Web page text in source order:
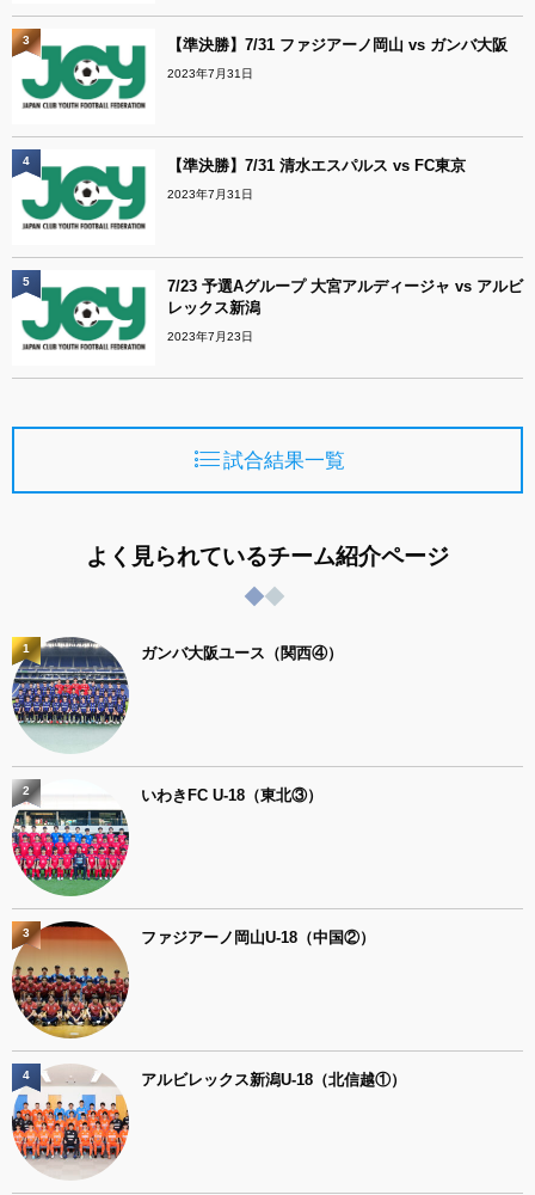
【準決勝】7/31 ファジアーノ岡山 vs ガンバ大阪
2023年7月31日
3
【準決勝】7/31 清水エスパルス vs FC東京
2023年7月31日
4
7/23 予選Aグループ 大宮アルディージャ vs アルビ
レックス新潟
2023年7月23日
5
試合結果一覧
よく見られているチーム紹介ページ
ガンバ大阪ユース（関西④）
1
いわきFC U-18（東北③）
2
ファジアーノ岡山U-18（中国②）
3
アルビレックス新潟U-18（北信越①）
4